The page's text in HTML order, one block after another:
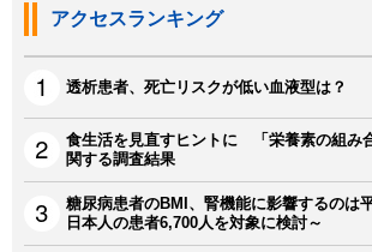
アクセスランキング
透析患者、死亡リスクが低い血液型は？
食生活を見直すヒントに 「栄養素の組み
関する調査結果
糖尿病患者のBMI、腎機能に影響するのは
日本人の患者6,700人を対象に検討～